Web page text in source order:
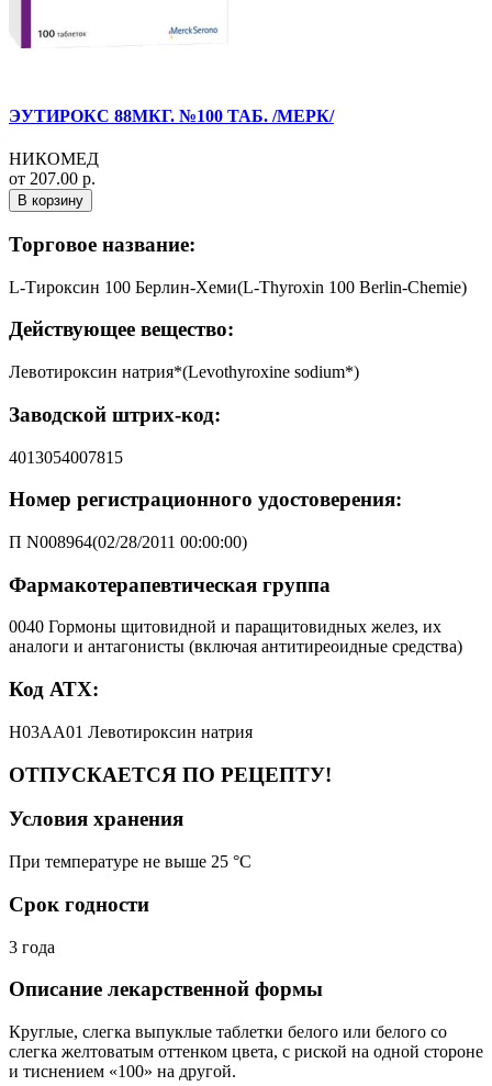
ЭУТИРОКС 88МКГ. №100 ТАБ. /МЕРК/
НИКОМЕД
от 207.00 р.
В корзину
Торговое название:
L-Тироксин 100 Берлин-Хеми(L-Thyroxin 100 Berlin-Chemie)
Действующее вещество:
Левотироксин натрия*(Levothyroxine sodium*)
Заводской штрих-код:
4013054007815
Номер регистрационного удостоверения:
П N008964(02/28/2011 00:00:00)
Фармакотерапевтическая группа
0040 Гормоны щитовидной и паращитовидных желез, их
аналоги и антагонисты (включая антитиреоидные средства)
Код АТХ:
H03AA01 Левотироксин натрия
ОТПУСКАЕТСЯ ПО РЕЦЕПТУ!
Условия хранения
При температуре не выше 25 °C
Срок годности
3 года
Описание лекарственной формы
Круглые, слегка выпуклые таблетки белого или белого со
слегка желтоватым оттенком цвета, с риской на одной стороне
и тиснением «100» на другой.